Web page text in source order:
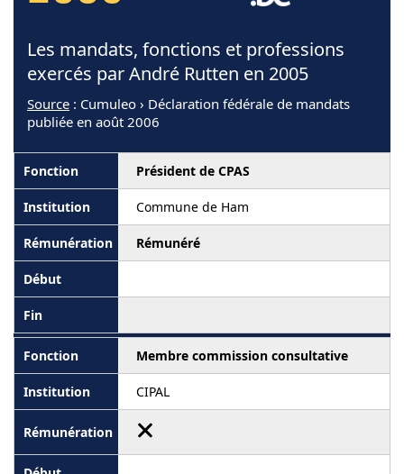
Les mandats, fonctions et professions
exercés par André Rutten en 2005
Source : Cumuleo › Déclaration fédérale de mandats
publiée en août 2006
Président de CPAS
Commune de Ham
Rémunéré
Membre commission consultative
CIPAL